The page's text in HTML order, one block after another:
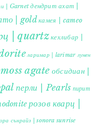
| Garnet дендрит ахат |
| gold камея | cameo
| quartzкехлибар |
ларимар | larimar лунен
agate обсидиан |
перли | Pearls пирит |
розов кварц |
сънрайз | sonora sunrise